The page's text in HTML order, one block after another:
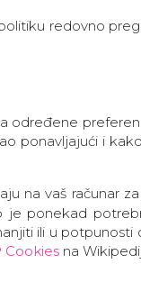
redovno
određene
ponavljajući i
na vaš računar
je ponekad
ili u potpunosti
Cookies na